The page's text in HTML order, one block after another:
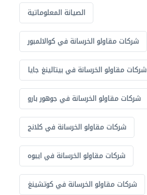
الصيانة المعلوماتية
شركات مقاولو الخرسانة في كوالالمبور
شركات مقاولو الخرسانة في بيتالينغ جايا
شركات مقاولو الخرسانة في جوهور بارو
شركات مقاولو الخرسانة في كلانج
شركات مقاولو الخرسانة في ايبوه
شركات مقاولو الخرسانة في كوتشينغ